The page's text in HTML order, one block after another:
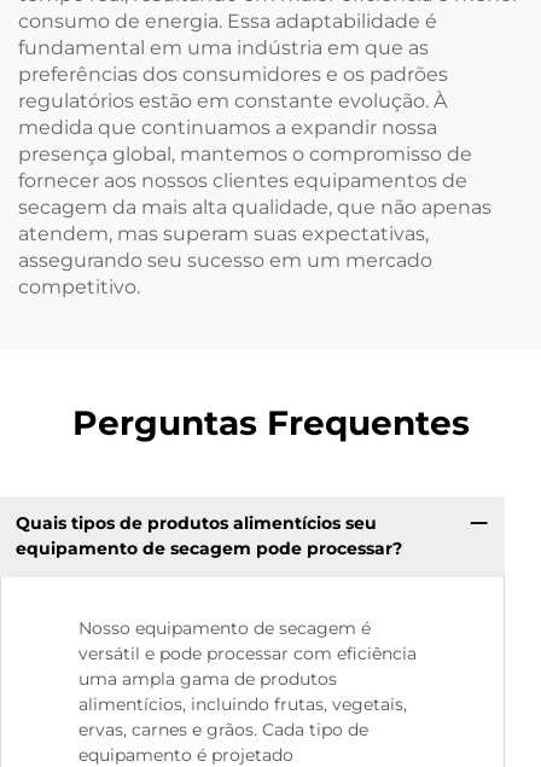
consumo de energia. Essa adaptabilidade é
fundamental em uma indústria em que as
preferências dos consumidores e os padrões
regulatórios estão em constante evolução. À
medida que continuamos a expandir nossa
presença global, mantemos o compromisso de
fornecer aos nossos clientes equipamentos de
secagem da mais alta qualidade, que não apenas
atendem, mas superam suas expectativas,
assegurando seu sucesso em um mercado
competitivo.
Perguntas Frequentes
Quais tipos de produtos alimentícios seu
equipamento de secagem pode processar?
Nosso equipamento de secagem é
versátil e pode processar com eficiência
uma ampla gama de produtos
alimentícios, incluindo frutas, vegetais,
ervas, carnes e grãos. Cada tipo de
equipamento é projetado